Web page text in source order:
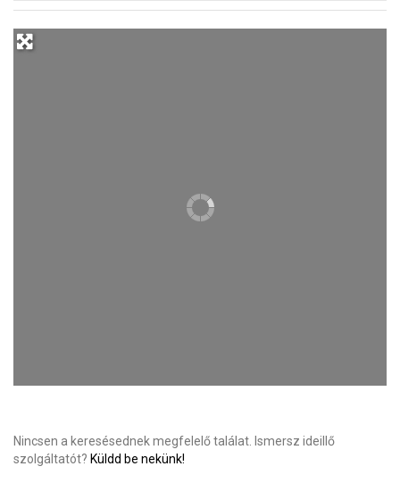
Nincsen a keresésednek megfelelő találat. Ismersz ideillő
szolgáltatót? Küldd be nekünk!